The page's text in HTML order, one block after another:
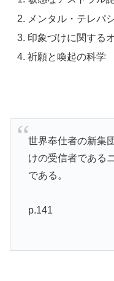
メンタル・テレパ
印象づけに関する
祈願と喚起の科学
世界奉仕者の新集
けの受信者である
である。
p.141